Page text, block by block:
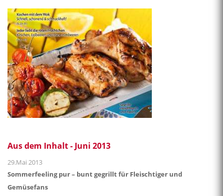
Aus dem Inhalt - Juni 2013
29.Mai 2013
Sommerfeeling pur – bunt gegrillt für Fleischtiger und
Gemüsefans